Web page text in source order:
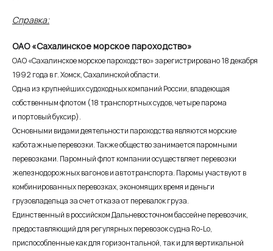
Справка:
ОАО «Сахалинское морское пароходство»
ОАО «Сахалинское морское пароходство» зарегистрировано 18 декабря
1992 года вг. Хомск, Сахалинской области.
Одна из крупнейших судоходных компаний России, владеющая
собственным флотом (18 транспортных судов, четыре парома
и портовый буксир).
Основными видами деятельности пароходства являются морские
каботажные перевозки. Также общество занимается паромными
перевозками. Паромный флот компании осуществляет перевозки
железнодорожных вагонов и автотранспорта. Паромы участвуют в
комбинированных перевозках, экономящих время и деньги
грузовладельца за счет отказа от перевалок груза.
Единственный в российском Дальневосточном бассейне перевозчик,
предоставляющий для регулярных перевозок судна Ro-Lo,
приспособленные как для горизонтальной, так и для вертикальной